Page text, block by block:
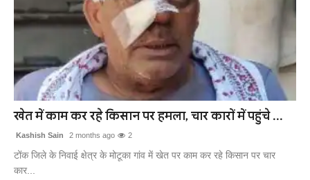
खेत में काम कर रहे किसान पर हमला, चार कारों में पहुंचे ...
Kashish Sain 2 months ago 2
टोंक जिले के निवाई क्षेत्र के मोटूका गांव में खेत पर काम कर रहे किसान पर चार
कार...